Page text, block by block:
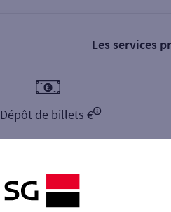
Les services
Dépôt de billets €